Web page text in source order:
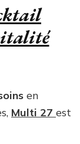
en
Multi 27 est